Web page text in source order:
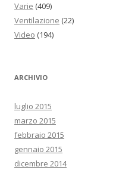
Varie (409)
Ventilazione (22)
Video (194)
ARCHIVIO
luglio 2015
marzo 2015
febbraio 2015
gennaio 2015
dicembre 2014